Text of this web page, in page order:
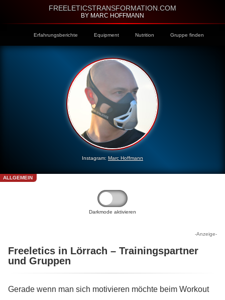
FREELETICSTRANSFORMATION.COM
BY MARC HOFFMANN
Erfahrungsberichte Equipment Nutrition Gruppe finden
Instagram: Marc Hoffmann
ALLGEMEIN
Darkmode aktivieren
-Anzeige-
Freeletics in Lörrach – Trainingspartner
und Gruppen
Gerade wenn man sich motivieren möchte beim Workout